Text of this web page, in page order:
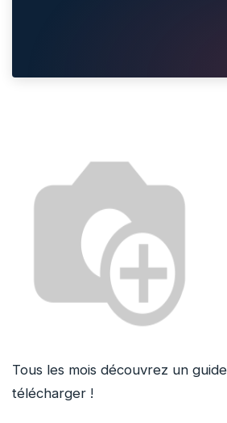
Tous les mois découvrez un
télécharger !